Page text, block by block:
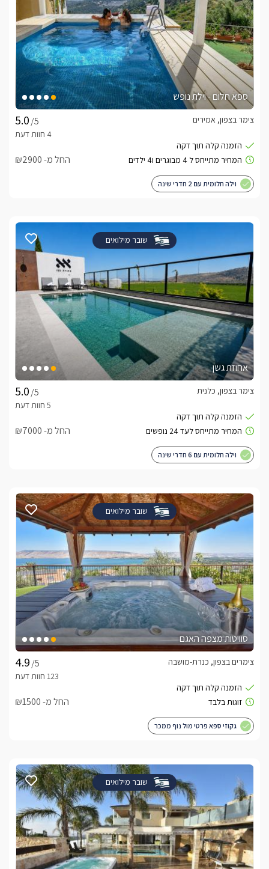
ספא חלום - וילת נופש
/5
צימר בצפון, אמירים
החל מ- ₪2900
וילה חלומית עם 2 חדרי שינה
שובר מילואים
אחוזת גשן
/5
צימר בצפון, כלנית
החל מ- ₪7000
וילה חלומית עם 6 חדרי שינה
שובר מילואים
סוויטות מצפה האגם
/5
צימרים בצפון, כנרת-מושבה
החל מ- ₪1500
גקוזי ספא פרטי מול נוף ממכר
שובר מילואים